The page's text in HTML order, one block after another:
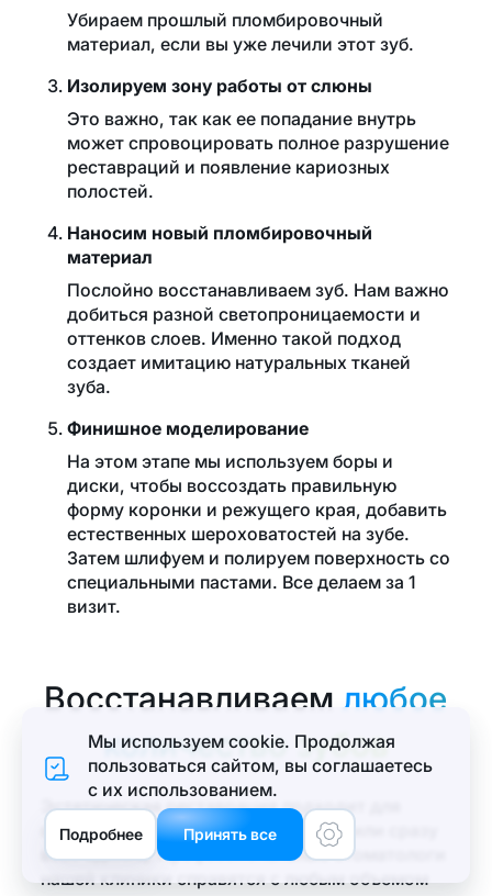
Убираем прошлый пломбировочный
материал, если вы уже лечили этот зуб.
Изолируем зону работы от слюны
Это важно, так как ее попадание внутрь
может спровоцировать полное разрушение
реставраций и появление кариозных
полостей.
Наносим новый пломбировочный
материал
Послойно восстанавливаем зуб. Нам важно
добиться разной светопроницаемости и
оттенков слоев. Именно такой подход
создает имитацию натуральных тканей
зуба.
Финишное моделирование
На этом этапе мы используем боры и
диски, чтобы воссоздать правильную
форму коронки и режущего края, добавить
естественных шероховатостей на зубе.
Затем шлифуем и полируем поверхность со
специальными пастами. Все делаем за 1
визит.
Восстанавливаем любое
количество зубов
Эстетическая реставрация подходит для
восстановления эмали одного зуба или сразу
всех единиц. Профессиональные стоматологи
нашей клиники справятся с любым объемом
Мы используем cookie. Продолжая
пользоваться сайтом, вы соглашаетеcь
с их использованием.
Подробнее Принять все